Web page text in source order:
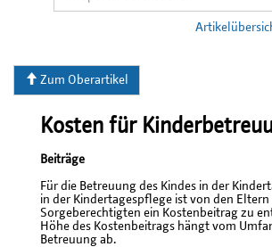
Zum Oberartikel
Kosten für
Beiträge
Für die Betreuung des Kindes in der
in der Kindertagespflege ist von den Eltern
Sorgeberechtigten ein Kostenbeitrag zu
Höhe des Kostenbeitrags hängt vom
Betreuung ab.